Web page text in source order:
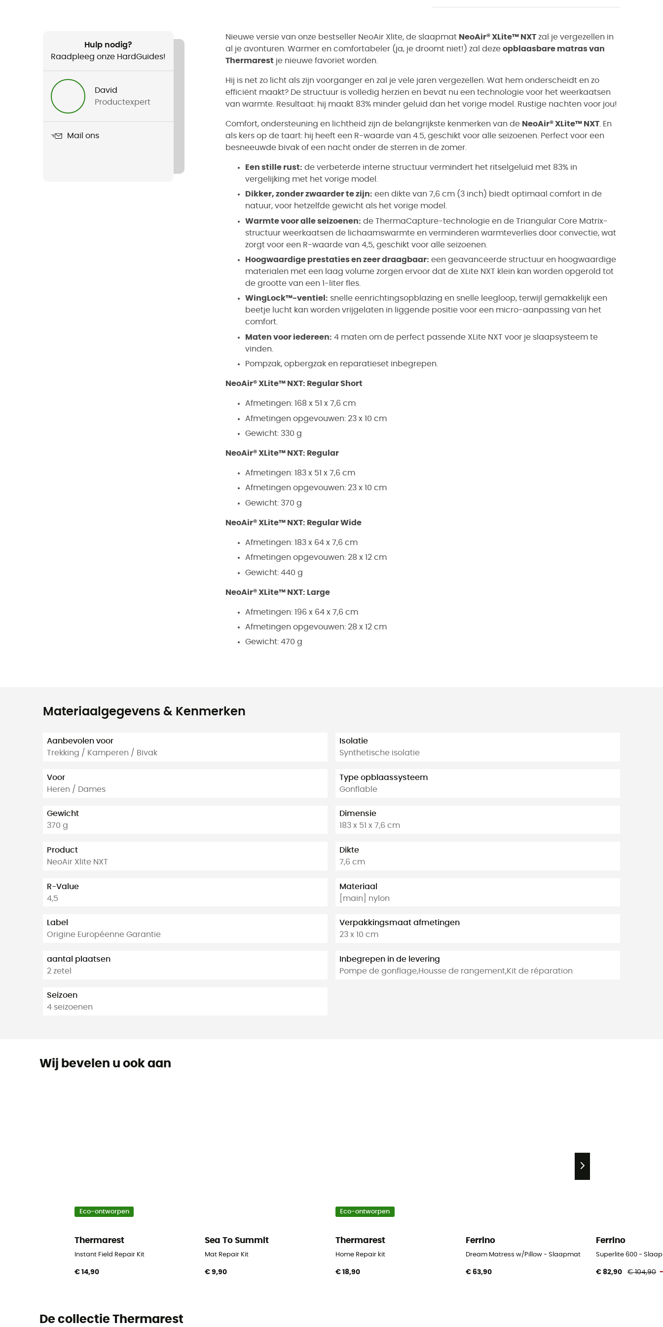
Hulp nodig?
Raadpleeg onze HardGuides!
David
Productexpert
Mail ons
Nieuwe versie van onze bestseller NeoAir Xlite, de slaapmat NeoAir® XLite™ NXT zal je vergezellen in
al je avonturen. Warmer en comfortabeler (ja, je droomt niet!) zal deze opblaasbare matras van
Thermarest je nieuwe favoriet worden.
Hij is net zo licht als zijn voorganger en zal je vele jaren vergezellen. Wat hem onderscheidt en zo
efficiënt maakt? De structuur is volledig herzien en bevat nu een technologie voor het weerkaatsen
van warmte. Resultaat: hij maakt 83% minder geluid dan het vorige model. Rustige nachten voor jou!
Comfort, ondersteuning en lichtheid zijn de belangrijkste kenmerken van de NeoAir® XLite™ NXT . En
als kers op de taart: hij heeft een R-waarde van 4.5, geschikt voor alle seizoenen. Perfect voor een
besneeuwde bivak of een nacht onder de sterren in de zomer.
Een stille rust: de verbeterde interne structuur vermindert het ritselgeluid met 83% in
vergelijking met het vorige model.
Dikker, zonder zwaarder te zijn: een dikte van 7,6 cm (3 inch) biedt optimaal comfort in de
natuur, voor hetzelfde gewicht als het vorige model.
Warmte voor alle seizoenen: de ThermaCapture-technologie en de Triangular Core Matrix-
structuur weerkaatsen de lichaamswarmte en verminderen warmteverlies door convectie, wat
zorgt voor een R-waarde van 4,5, geschikt voor alle seizoenen.
Hoogwaardige prestaties en zeer draagbaar: een geavanceerde structuur en hoogwaardige
materialen met een laag volume zorgen ervoor dat de XLite NXT klein kan worden opgerold tot
de grootte van een 1-liter fles.
WingLock™-ventiel: snelle eenrichtingsopblazing en snelle leegloop, terwijl gemakkelijk een
beetje lucht kan worden vrijgelaten in liggende positie voor een micro-aanpassing van het
comfort.
Maten voor iedereen: 4 maten om de perfect passende XLite NXT voor je slaapsysteem te
vinden.
Pompzak, opbergzak en reparatieset inbegrepen.
NeoAir® XLite™ NXT: Regular Short
Afmetingen: 168 x 51 x 7,6 cm
Afmetingen opgevouwen: 23 x 10 cm
Gewicht: 330 g
NeoAir® XLite™ NXT: Regular
Afmetingen: 183 x 51 x 7,6 cm
Afmetingen opgevouwen: 23 x 10 cm
Gewicht: 370 g
NeoAir® XLite™ NXT: Regular Wide
Afmetingen: 183 x 64 x 7,6 cm
Afmetingen opgevouwen: 28 x 12 cm
Gewicht: 440 g
NeoAir® XLite™ NXT: Large
Afmetingen: 196 x 64 x 7,6 cm
Afmetingen opgevouwen: 28 x 12 cm
Gewicht: 470 g
Materiaalgegevens & Kenmerken
Aanbevolen voor
Trekking / Kamperen / Bivak
Voor
Heren / Dames
Gewicht
370 g
Product
NeoAir Xlite NXT
R-Value
4,5
Label
Origine Européenne Garantie
aantal plaatsen
2 zetel
Seizoen
4 seizoenen
Isolatie
Synthetische isolatie
Type opblaassysteem
Gonflable
Dimensie
183 x 51 x 7,6 cm
Dikte
7,6 cm
Materiaal
[main] nylon
Verpakkingsmaat afmetingen
23 x 10 cm
Inbegrepen in de levering
Pompe de gonflage,Housse de rangement,Kit de réparation
Wij bevelen u ook aan
Eco-ontworpen
Thermarest
Instant Field Repair Kit
€ 14,90
Sea To Summit
Mat Repair Kit
€ 9,90
Eco-ontworpen
Thermarest
Home Repair kit
€ 18,90
Ferrino
Dream Matress w/Pillow - Slaapmat
€ 63,90
Ferrino
Superlite 600 -
€ 82,90 € 104,90
De collectie Thermarest